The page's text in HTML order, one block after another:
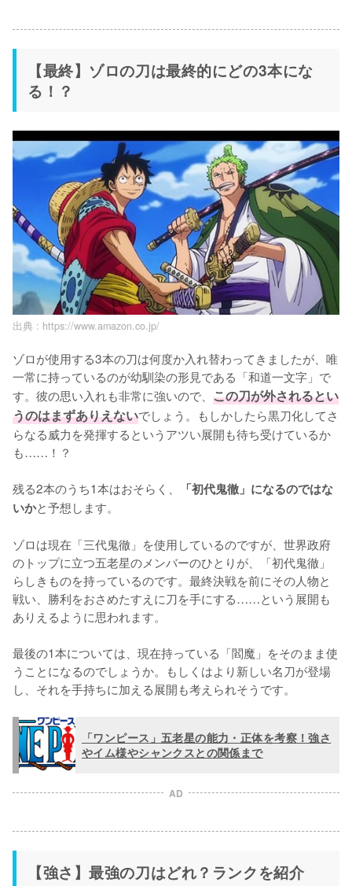
【最終】ゾロの刀は最終的にどの3本にな
る！？
出典 : https://www.amazon.co.jp/
ゾロが使用する3本の刀は何度か入れ替わってきましたが、唯
一常に持っているのが幼馴染の形見である「和道一文字」で
す。彼の思い入れも非常に強いので、 この刀が外されるとい
うのはまずありえないでしょう。もしかしたら黒刀化してさ
らなる威力を発揮するというアツい展開も待ち受けているか
も……！？
残る2本のうち1本はおそらく、
「初代鬼徹」になるのではな
いかと予想します。
ゾロは現在「三代鬼徹」を使用しているのですが、世界政府
のトップに立つ五老星のメンバーのひとりが、「初代鬼徹」
らしきものを持っているのです。最終決戦を前にその人物と
戦い、勝利をおさめたすえに刀を手にする……という展開も
ありえるように思われます。
最後の1本については、現在持っている「閻魔」をそのまま使
うことになるのでしょうか。もしくはより新しい名刀が登場
し、それを手持ちに加える展開も考えられそうです。
「ワンピース」五老星の能力・正体を考察！強さ
やイム様やシャンクスとの関係まで
AD
【強さ】最強の刀はどれ？ランクを紹介